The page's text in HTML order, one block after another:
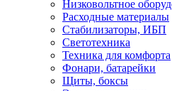
Низковольтное
Расходные материалы
Стабилизаторы, ИБП
Светотехника
Техника для комфорта
Фонари, батарейки
Щиты, боксы